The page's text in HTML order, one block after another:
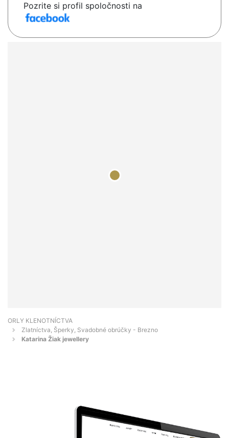
Pozrite si profil spoločnosti na
ORLY KLENOTNÍCTVA
Zlatníctva, Šperky, Svadobné obrúčky - Brezno
Katarina Žiak jewellery